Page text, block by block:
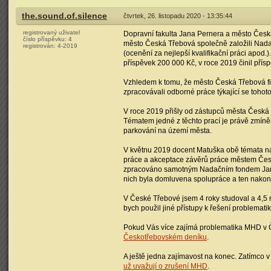
the.sound.of.silence čtvrtek, 26. listopadu 2020 - 13:35:44
registrovaný uživatel
číslo příspěvku: 4
registrován: 4-2019
Dopravní fakulta Jana Pernera a město
město Česká Třebová společně založili
(ocenění za nejlepší kvalifikační práci
příspěvek 200 000 Kč, v roce 2019 činil
Vzhledem k tomu, že město Česká Třebová
zpracovávali odborné práce týkající se
V roce 2019 přišly od zástupců města
Tématem jedné z těchto prací je právě
parkování na území města.
V květnu 2019 docent Matuška obě témata
práce a akceptace závěrů práce městem
zpracováno samotným Nadačním fondem
nich byla domluvena spolupráce a ten
V České Třebové jsem 4 roky studoval a
bych použil jiné přístupy k řešení
Pokud Vás více zajímá problematika MHD
Českotřebovském deníku.
A ještě jedna zajímavost na konec. Zatímco
už uvažují o zrušení MHD.